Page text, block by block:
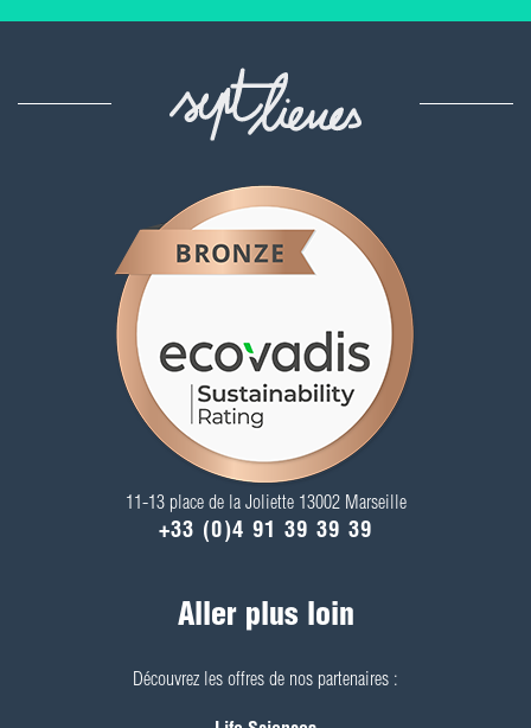
11-13 place de la Joliette 13002 Marseille
+33 (0)4 91 39 39 39
Aller plus loin
Découvrez les offres de nos partenaires :